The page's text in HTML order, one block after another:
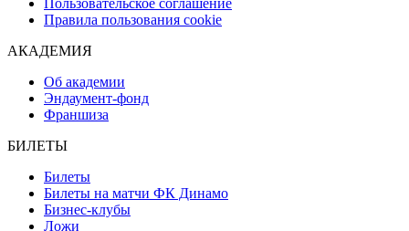
Правила пользования cookie
АКАДЕМИЯ
Об академии
Эндаумент-фонд
Франшиза
БИЛЕТЫ
Билеты
Билеты на матчи ФК Динамо
Бизнес-клубы
Ложи